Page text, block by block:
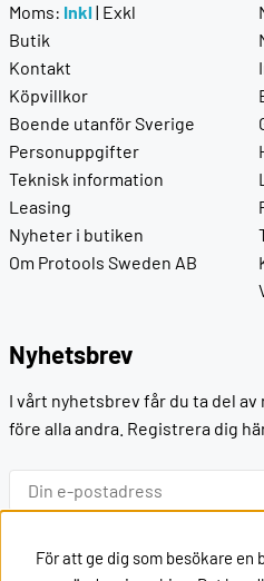
Moms: Inkl | Exkl
Butik
Kontakt
Köpvillkor
Boende utanför Sverige
Personuppgifter
Teknisk information
Leasing
Nyheter i butiken
Om Protools Sweden AB
Nyhetsbrev
I vårt nyhetsbrev får du ta del
före alla andra. Registrera dig
Ok
För att ge dig som besökare en